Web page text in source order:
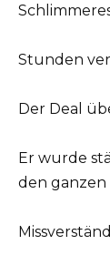
Stunden
Der Deal
Er wurde
den